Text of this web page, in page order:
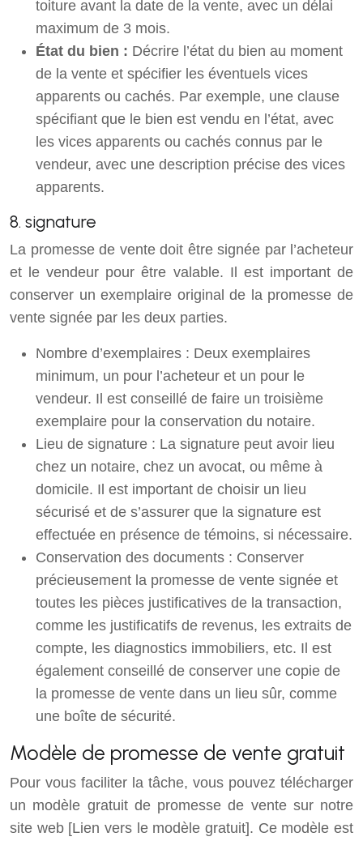
toiture avant la date de la vente, avec un délai
maximum de 3 mois.
État du bien : Décrire l’état du bien au moment
de la vente et spécifier les éventuels vices
apparents ou cachés. Par exemple, une clause
spécifiant que le bien est vendu en l’état, avec
les vices apparents ou cachés connus par le
vendeur, avec une description précise des vices
apparents.
8. signature
La promesse de vente doit être signée par l’acheteur
et le vendeur pour être valable. Il est important de
conserver un exemplaire original de la promesse de
vente signée par les deux parties.
Nombre d’exemplaires : Deux exemplaires
minimum, un pour l’acheteur et un pour le
vendeur. Il est conseillé de faire un troisième
exemplaire pour la conservation du notaire.
Lieu de signature : La signature peut avoir lieu
chez un notaire, chez un avocat, ou même à
domicile. Il est important de choisir un lieu
sécurisé et de s’assurer que la signature est
effectuée en présence de témoins, si nécessaire.
Conservation des documents : Conserver
précieusement la promesse de vente signée et
toutes les pièces justificatives de la transaction,
comme les justificatifs de revenus, les extraits de
compte, les diagnostics immobiliers, etc. Il est
également conseillé de conserver une copie de
la promesse de vente dans un lieu sûr, comme
une boîte de sécurité.
Modèle de promesse de vente gratuit
Pour vous faciliter la tâche, vous pouvez télécharger
un modèle gratuit de promesse de vente sur notre
site web [Lien vers le modèle gratuit]. Ce modèle est